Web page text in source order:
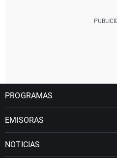
PROGRAMAS
EMISORAS
NOTICIAS